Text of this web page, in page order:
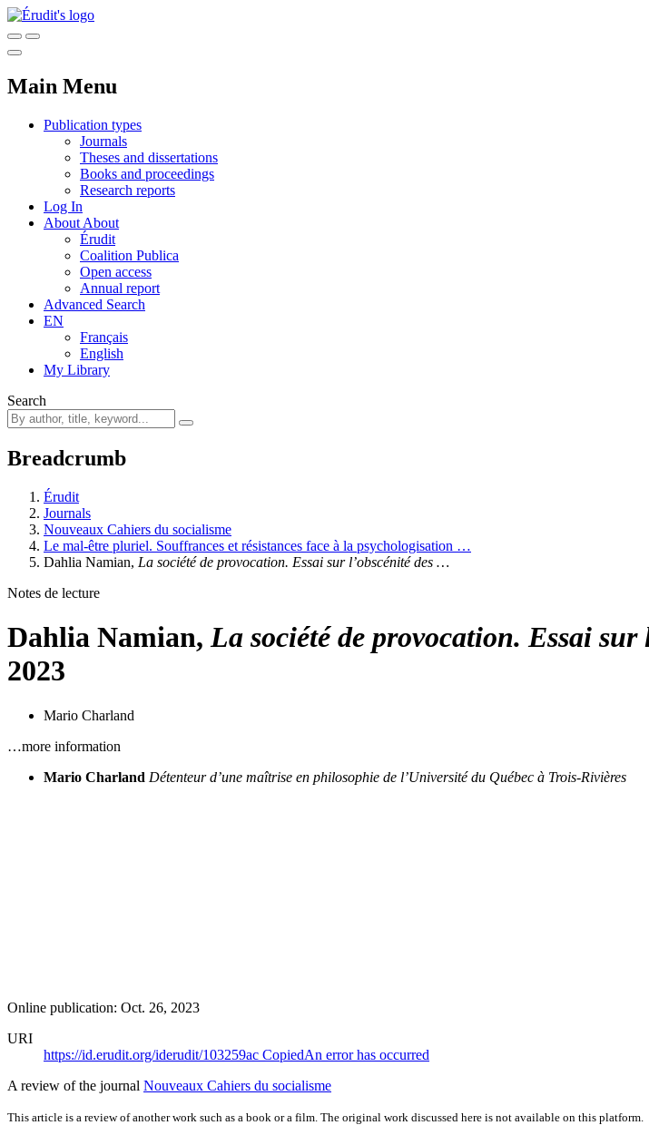
Main Menu
Publication types
Journals
Theses and dissertations
Books and proceedings
Research reports
Log In
About About
Érudit
Coalition Publica
Open access
Annual report
Advanced Search
EN
Français
English
My Library
Search
Breadcrumb
Érudit
Journals
Nouveaux Cahiers du socialisme
Le mal-être pluriel. Souffrances et résistances face à la psychologisation …
Dahlia Namian, La société de provocation. Essai sur l’obscénité des …
Notes de lecture
Dahlia Namian, La société de provocation. Essai sur
2023
Mario Charland
…more information
Mario Charland Détenteur d’une maîtrise en philosophie de l’Université du Québec à Trois-Rivières
Online publication: Oct. 26, 2023
URI
https://id.erudit.org/iderudit/103259ac CopiedAn error has occurred
A review of the journal Nouveaux Cahiers du socialisme
This article is a review of another work such as a book or a film. The original work discussed here is not available on this platform.